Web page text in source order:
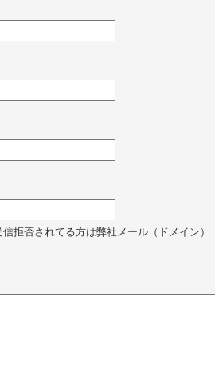
拒否されてる方は弊社メール（ドメイン